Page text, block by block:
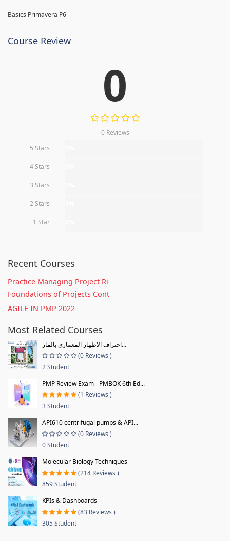
Basics Primavera P6
Course Review
0
0 Reviews
5 Stars
4 Stars
3 Stars
2 Stars
1 Star
Recent Courses
Practice Managing Project Ri
Foundations of Projects Cont
AGILE IN PMP 2022
Most Related Courses
احتراف الاظهار المعماري بالمار...
(0 Reviews )
2 Student
PMP Review Exam - PMBOK 6th Ed...
(1 Reviews )
3 Student
API610 centrifugal pumps & API...
(0 Reviews )
0 Student
Molecular Biology Techniques
(214 Reviews )
859 Student
KPIs & Dashboards
(83 Reviews )
305 Student